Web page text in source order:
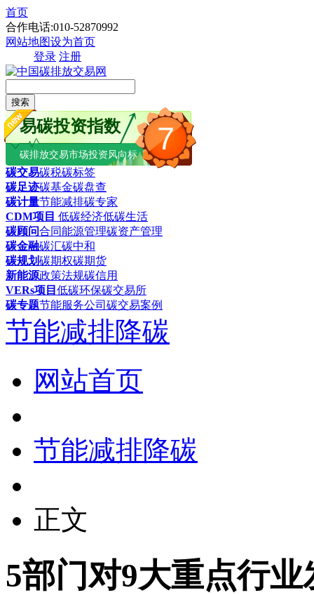
首页
合作电话:010-52870992
网站地图设为首页
登录 注册
搜索
7
易碳投资指数
碳排放交易市场投资风向标
碳交易碳税碳标签
碳足迹碳基金碳盘查
碳计量节能减排碳专家
CDM项目 低碳经济低碳生活
碳顾问合同能源管理碳资产管理
碳金融碳汇碳中和
碳规划碳期权碳期货
新能源政策法规碳信用
VERs项目 低碳环保碳交易所
碳专题节能服务公司 碳交易案例
节能减排降碳
网站首页
节能减排降碳
正文
5部门对9大重点行